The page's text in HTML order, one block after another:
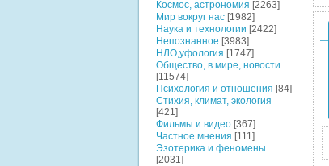
Космос, астрономия [2263]
Мир вокруг нас [1982]
Наука и технологии [2422]
Непознанное [3983]
НЛО,уфология [1747]
Общество, в мире, новости
[11574]
Психология и отношения [84]
Стихия, климат, экология
[421]
Фильмы и видео [367]
Частное мнения [111]
Эзотерика и феномены
[2031]